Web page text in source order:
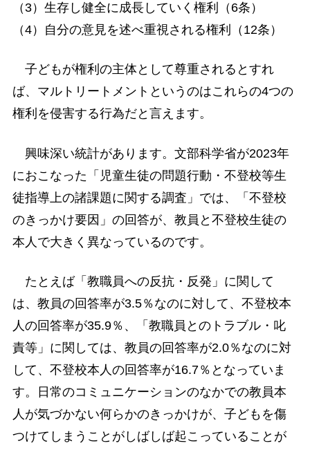
（3）生存し健全に成長していく権利（6条）
（4）自分の意見を述べ重視される権利（12条）
子どもが権利の主体として尊重されるとすれ
ば、マルトリートメントというのはこれらの4つの
権利を侵害する行為だと言えます。
興味深い統計があります。文部科学省が2023年
におこなった「児童生徒の問題行動・不登校等生
徒指導上の諸課題に関する調査」では、「不登校
のきっかけ要因」の回答が、教員と不登校生徒の
本人で大きく異なっているのです。
たとえば「教職員への反抗・反発」に関して
は、教員の回答率が3.5％なのに対して、不登校本
人の回答率が35.9％、「教職員とのトラブル・叱
責等」に関しては、教員の回答率が2.0％なのに対
して、不登校本人の回答率が16.7％となっていま
す。日常のコミュニケーションのなかでの教員本
人が気づかない何らかのきっかけが、子どもを傷
つけてしまうことがしばしば起こっていることが